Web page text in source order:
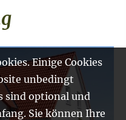
Einige Cookies
unbedingt
sind optional und
Sie können Ihre